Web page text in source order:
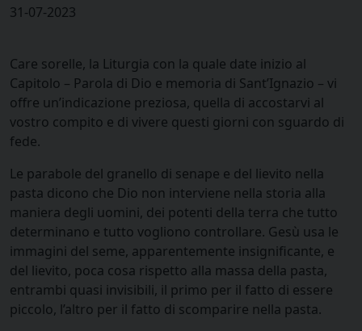
31-07-2023
Care sorelle, la Liturgia con la quale date inizio al
Capitolo – Parola di Dio e memoria di Sant’Ignazio – vi
offre un’indicazione preziosa, quella di accostarvi al
vostro compito e di vivere questi giorni con sguardo di
fede.
Le parabole del granello di senape e del lievito nella
pasta dicono che Dio non interviene nella storia alla
maniera degli uomini, dei potenti della terra che tutto
determinano e tutto vogliono controllare. Gesù usa le
immagini del seme, apparentemente insignificante, e
del lievito, poca cosa rispetto alla massa della pasta,
entrambi quasi invisibili, il primo per il fatto di essere
piccolo, l’altro per il fatto di scomparire nella pasta.